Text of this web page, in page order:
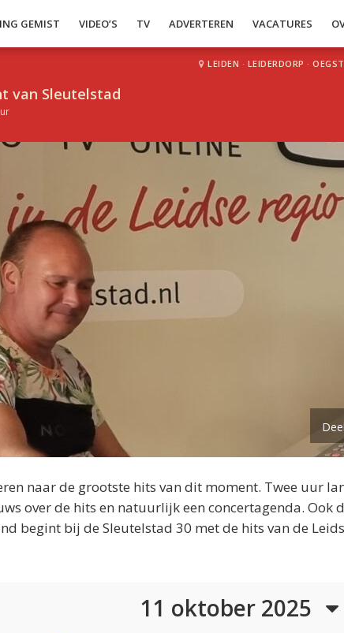
GEMIST VIDEO’S TV ADVERTEREN VACATURES
van Sleutelstad
LEIDEN · LEIDERDORP ·
naar de grootste hits van dit moment. Twee uur
over de hits en natuurlijk een concertagenda. Ook
begint bij de Sleutelstad 30 met de hits van de
11 oktober 2025